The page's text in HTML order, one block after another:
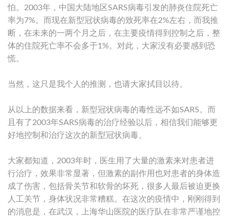
怕。2003年，中国大陆地区SARS病毒引发的肺炎住院死亡
率为7%。而现在新型冠状病毒的致死率在2%左右，而我推
断，在未来的一两个月之后，在主要疫情得到控制之后，整
体的住院死亡率不会多于1%。对此，大家没有必要感到恐
慌。
当然，这只是我个人的推测，也请大家拭目以待。
从以上的数据来看，新型冠状病毒的毒性远不如SARS。而
且有了2003年SARS病毒的治疗经验以后，相信我们能够更
好地控制和治疗这次的新型冠状病毒。
大家都知道，2003年时，医生用了大量的激素来对患者进
行治疗，效果非常显著，但激素的副作用也对患者的身体造
成了伤害，包括骨关节和软骨的坏死，很多人最后被迫更换
人工关节，身体状况非常糟糕。在这次的疫情中，刚刚得到
的消息是，在武汉，上海华山医院的医疗队在非常严谨地控